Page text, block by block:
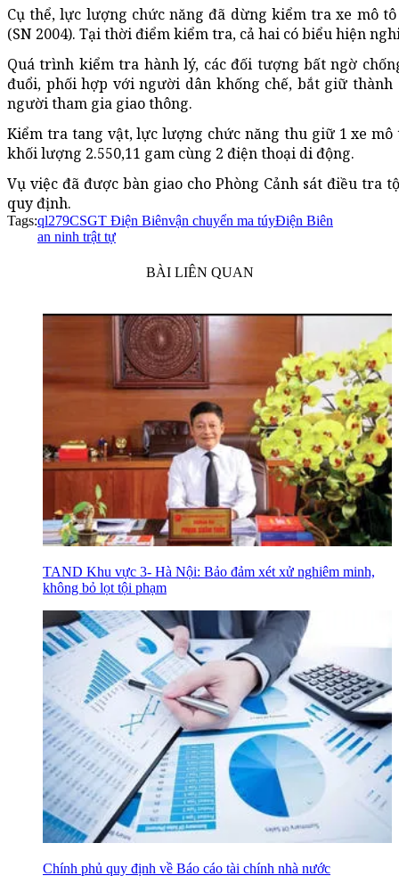
Cụ thể, lực lượng chức năng đã dừng kiểm tra xe mô tô
(SN 2004). Tại thời điểm kiểm tra, cả hai có biểu hiện
Quá trình kiểm tra hành lý, các đối tượng bất ngờ
đuổi, phối hợp với người dân khống chế, bắt giữ
người tham gia giao thông.
Kiểm tra tang vật, lực lượng chức năng thu giữ 1 xe
khối lượng 2.550,11 gam cùng 2 điện thoại di động.
Vụ việc đã được bàn giao cho Phòng Cảnh sát điều
quy định.
Tags:ql279CSGT Điện Biênvận chuyển ma túyĐiện Biên
an ninh trật tự
BÀI LIÊN QUAN
TAND Khu vực 3- Hà Nội: Bảo đảm xét xử nghiêm minh,
không bỏ lọt tội phạm
Chính phủ quy định về Báo cáo tài chính nhà nước